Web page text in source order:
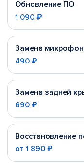
Обновление ПО
1 090 ₽
Замена
490 ₽
Замена задней
690 ₽
Восстановление
от 1 890 ₽